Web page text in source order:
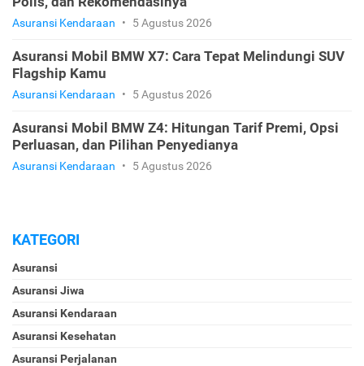
Asuransi Kendaraan • 5 Agustus 2026
Asuransi Mobil BMW X7: Cara Tepat Melindungi SUV
Flagship Kamu
Asuransi Kendaraan • 5 Agustus 2026
Asuransi Mobil BMW Z4: Hitungan Tarif Premi, Opsi
Perluasan, dan Pilihan Penyedianya
Asuransi Kendaraan • 5 Agustus 2026
KATEGORI
Asuransi
Asuransi Jiwa
Asuransi Kendaraan
Asuransi Kesehatan
Asuransi Perjalanan